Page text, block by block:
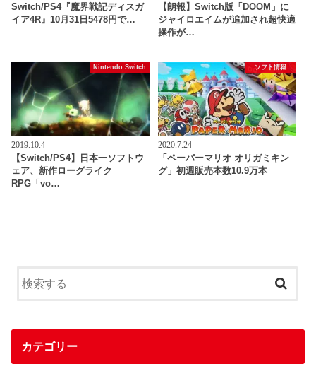
Switch/PS4『魔界戦記ディスガ
イア4R』10月31日5478円で…
【朗報】Switch版「DOOM」に
ジャイロエイムが追加され超快適
操作が…
Nintendo Switch
2019.10.4
【Switch/PS4】日本一ソフトウ
ェア、新作ローグライク
RPG「vo…
ソフト情報
2020.7.24
「ペーパーマリオ オリガミキン
グ」初週販売本数10.9万本
カテゴリー